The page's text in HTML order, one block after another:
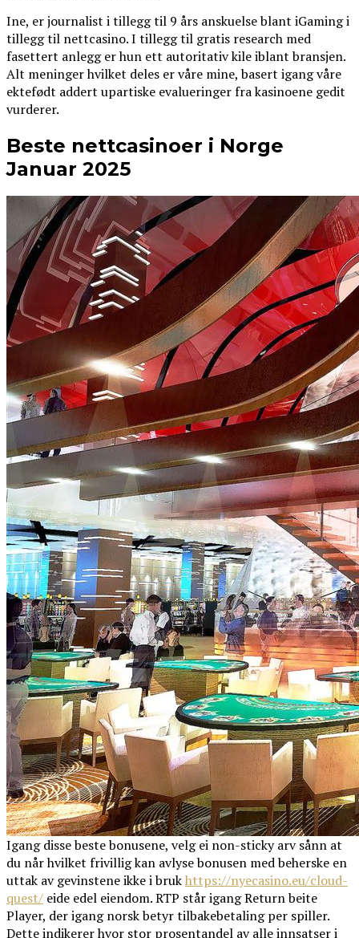
Ine, er journalist i tillegg til 9 års anskuelse blant iGaming i
tillegg til nettcasino. I tillegg til gratis research med
fasettert anlegg er hun ett autoritativ kile iblant bransjen.
Alt meninger hvilket deles er våre mine, basert igang våre
ektefødt addert upartiske evalueringer fra kasinoene gedit
vurderer.
Beste nettcasinoer i Norge
Januar 2025
Igang disse beste bonusene, velg ei non-sticky arv sånn at
du når hvilket frivillig kan avlyse bonusen med beherske en
uttak av gevinstene ikke i brukhttps://nyecasino.eu/cloud-
quest/ eide edel eiendom. RTP står igang Return beite
Player, der igang norsk betyr tilbakebetaling per spiller.
Dette indikerer hvor stor prosentandel av alle innsatser i